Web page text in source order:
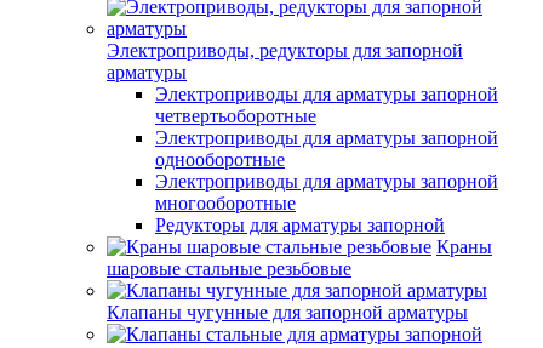
Электроприводы, редукторы для запорной
арматуры
Электроприводы для арматуры запорной
четвертьоборотные
Электроприводы для арматуры запорной
однооборотные
Электроприводы для арматуры запорной
многооборотные
Редукторы для арматуры запорной
Краны
шаровые стальные резьбовые
Клапаны чугунные для запорной арматуры